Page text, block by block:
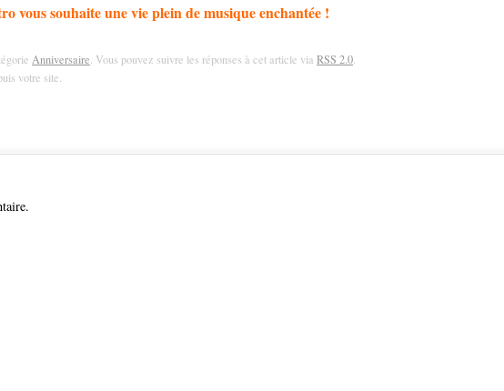
vous souhaite une vie plein de musique enchantée !
Anniversaire . Vous pouvez suivre les réponses à cet article via RSS 2.0
votre site.